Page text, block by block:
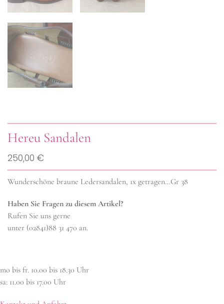
Hereu Sandalen
250,00 €
Wunderschöne braune Ledersandalen, 1x getragen…Gr 38
Haben Sie Fragen zu diesem Artikel?
Rufen Sie uns gerne
unter (02841)88 31 470 an.
mo bis fr. 10.00 bis 18.30 Uhr
sa: 11.00 bis 17.00 Uhr